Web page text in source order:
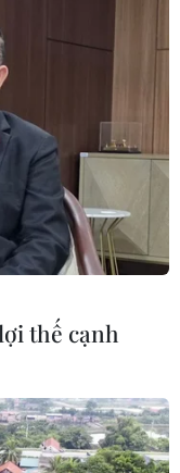
trải
thế cạnh